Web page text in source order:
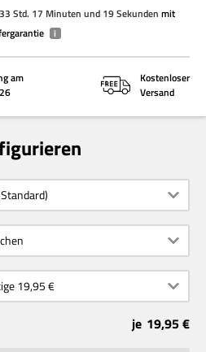
33 Std. 17 Minuten und 19 Sekunden mit
i
am
Kostenloser
Versand
je 19,95 €